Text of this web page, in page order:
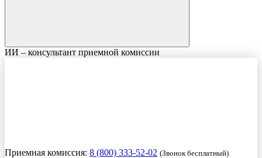
ИИ – консультант приемной комиссии
Приемная комиссия: 8 (800) 333-52-02 (Звонок бесплатный)